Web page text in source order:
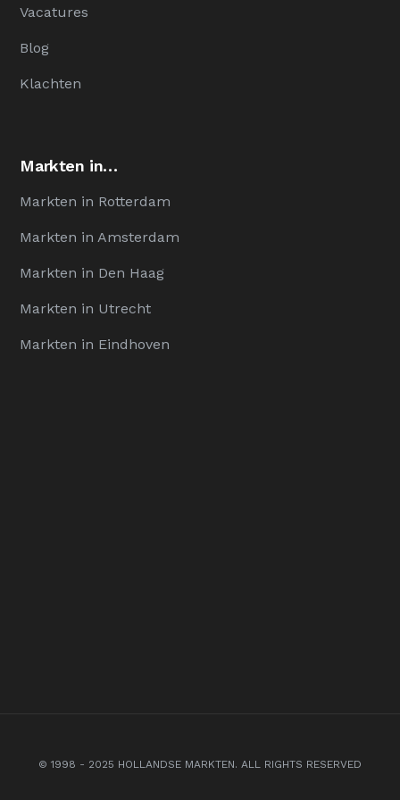
Vacatures
Blog
Klachten
Markten in…
Markten in Rotterdam
Markten in Amsterdam
Markten in Den Haag
Markten in Utrecht
Markten in Eindhoven
© 1998 - 2025 HOLLANDSE MARKTEN. ALL RIGHTS RESERVED